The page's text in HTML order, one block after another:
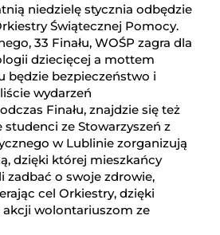
niedzielę stycznia odbędzie
Świątecznej Pomocy.
33 Finału, WOŚP zagra dla
dziecięcej a mottem
będzie bezpieczeństwo i
wydarzeń
Finału, znajdzie się też
studenci ze Stowarzyszeń z
w Lublinie zorganizują
dzięki której mieszkańcy
zadbać o swoje zdrowie,
cel Orkiestry, dzięki
wolontariuszom ze